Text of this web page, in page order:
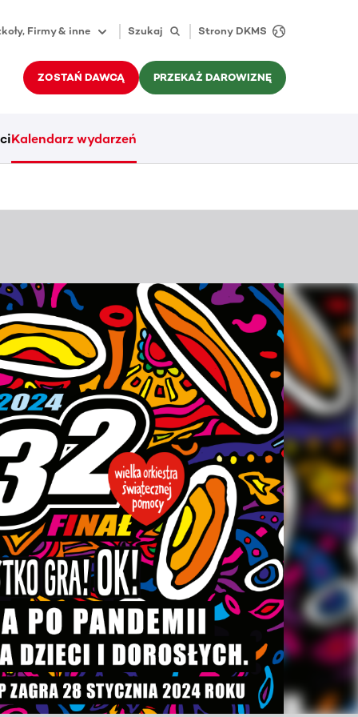
Firmy & inne Szukaj Strony DKMS
ZOSTAŃ DAWCĄ PRZEKAŻ DAROWIZNĘ
Kalendarz wydarzeń